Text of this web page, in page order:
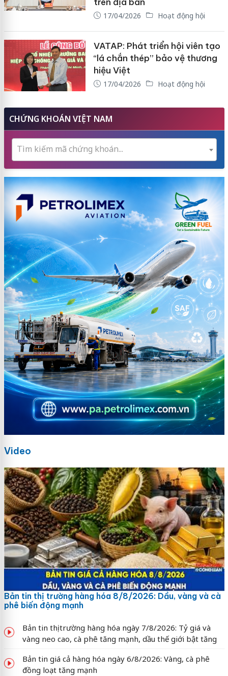
17/04/2026 Hoạt động hội
VATAP: Phát triển hội viên tạo
“lá chắn thép” bảo vệ thương
hiệu Việt
17/04/2026 Hoạt động hội
CHỨNG KHOÁN VIỆT NAM
Tìm kiếm mã chứng khoán...
Video
Bản tin thị trường hàng hóa 8/8/2026: Dầu, vàng và cà
phê biến động mạnh
Bản tin thị trường hàng hóa ngày 7/8/2026: Tỷ giá và
vàng neo cao, cà phê tăng mạnh, dầu thế giới bật tăng
Bản tin giá cả hàng hóa ngày 6/8/2026: Vàng, cà phê
đồng loạt tăng mạnh